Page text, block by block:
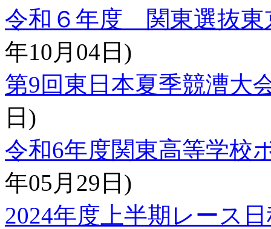
令和６年度 関東選抜
年10月04日)
第9回東日本夏季競漕
日)
令和6年度関東高等学
年05月29日)
2024年度上半期レース